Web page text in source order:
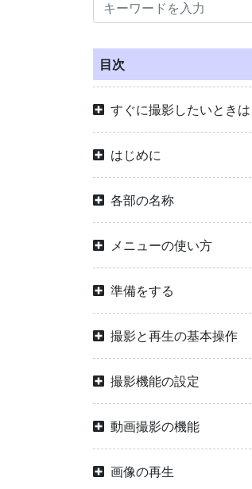
目次
すぐに撮影したいときは
はじめに
各部の名称
メニューの使い方
準備をする
撮影と再生の基本操作
撮影機能の設定
動画撮影の機能
画像の再生